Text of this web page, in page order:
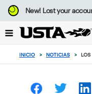
Enfoque
desde
botón
volver
principio
New!Lost your
INICIO > NOTICIAS >